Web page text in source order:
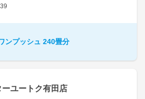
ンプッシュ 240畳分
ユートク有田店